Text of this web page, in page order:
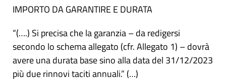
IMPORTO DA GARANTIRE E DURATA
“(….) Si precisa che la garanzia – da redigersi
secondo lo schema allegato (cfr. Allegato 1) – dovrà
avere una durata base sino alla data del 31/12/2023
più due rinnovi taciti annuali.” (…)